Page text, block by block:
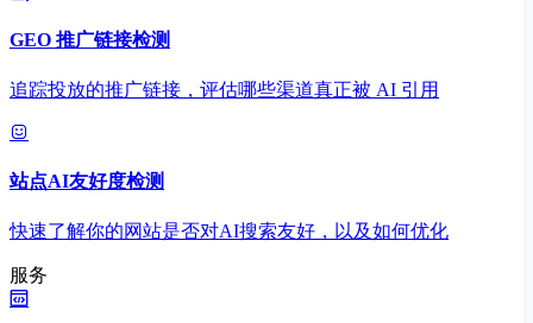
GEO 推广链接检测
追踪投放的推广链接，评估哪些渠道真正被 AI 引用
站点AI友好度检测
快速了解你的网站是否对AI搜索友好，以及如何优化
服务